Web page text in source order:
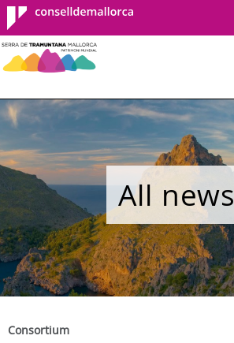
Consell de
Mallorca
All news
Consortium